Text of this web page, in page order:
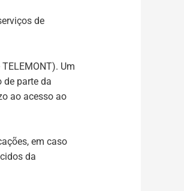
de
Um
de parte da
ao acesso ao
em caso
da